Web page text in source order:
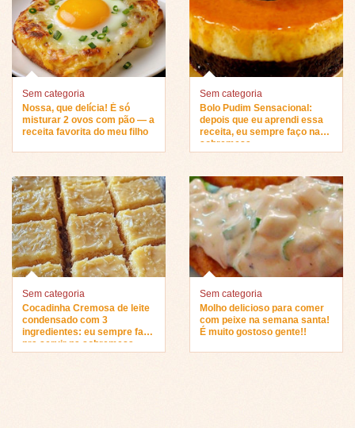
Sem categoria
Nossa, que delícia! É só
misturar 2 ovos com pão — a
receita favorita do meu filho
Sem categoria
Bolo Pudim Sensacional:
depois que eu aprendi essa
receita, eu sempre faço na
sobremesa…
Sem categoria
Cocadinha Cremosa de leite
condensado com 3
ingredientes: eu sempre faço
pra servir na sobremesa…
Sem categoria
Molho delicioso para comer
com peixe na semana santa!
É muito gostoso gente!!